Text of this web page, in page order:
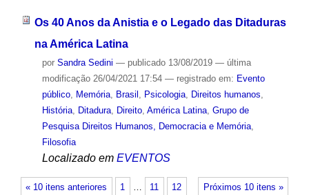
Os 40 Anos da Anistia e o Legado das Ditaduras
na América Latina
por Sandra Sedini — publicado13/08/2019 — última
modificação26/04/2021 17:54 — registrado em: Evento
público, Memória, Brasil , Psicologia, Direitos humanos,
História, Ditadura, Direito, América Latina, Grupo de
Pesquisa Direitos Humanos, Democracia e Memória,
Filosofia
Localizado em EVENTOS
« 10 itens anteriores Próximos 10 itens »
1 … 11 12